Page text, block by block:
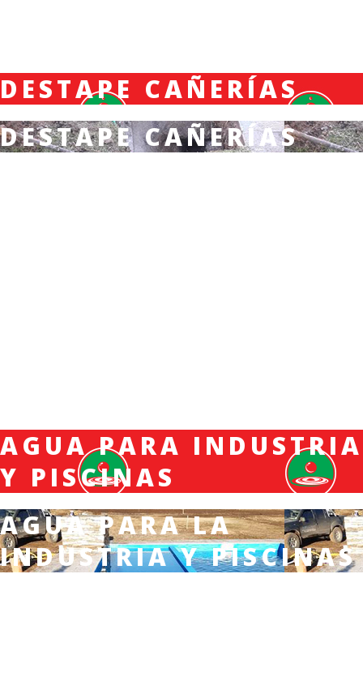
DESTAPE CAÑERÍAS
DESTAPE CAÑERÍAS
AGUA PARA INDUSTRIA
Y PISCINAS
AGUA PARA LA
INDUSTRIA Y PISCINAS